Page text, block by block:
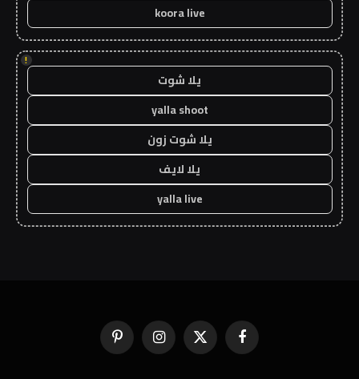
koora live
!
يلا شوت
yalla shoot
يلا شوت زون
يلا لايف
yalla live
فيسبوك X
(Twitter)
الانستغرامبينتيريست